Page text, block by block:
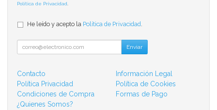
Política de Privacidad
He leído y acepto la Política de Privacidad
Enviar
Contacto
Información Legal
Política Privacidad
Política de Cookies
Condiciones de Compra
Formas de Pago
¿Quienes Somos?